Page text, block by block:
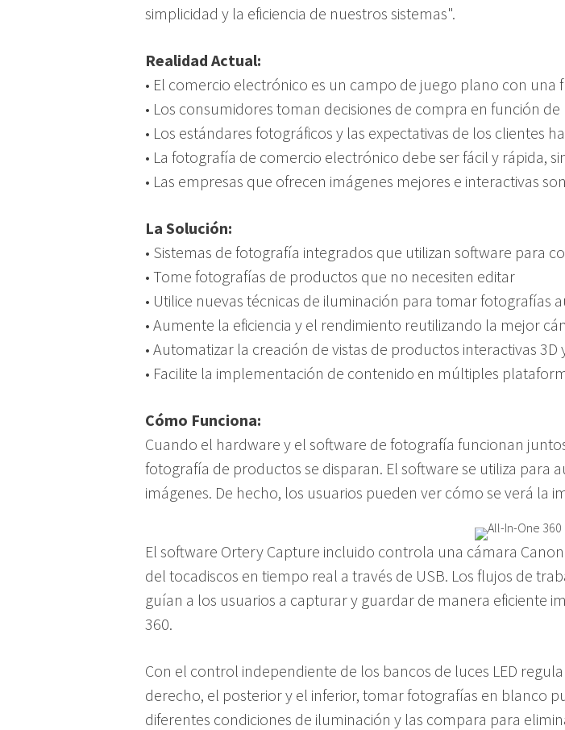
simplicidad y la eficiencia de nuestros sistemas".
Realidad Actual:
• El comercio electrónico es un campo de juego plano con una
• Los consumidores toman decisiones de compra en función de
• Los estándares fotográficos y las expectativas de los clientes
• La fotografía de comercio electrónico debe ser fácil y rápida,
• Las empresas que ofrecen imágenes mejores e interactivas
La Solución:
• Sistemas de fotografía integrados que utilizan software para
• Tome fotografías de productos que no necesiten editar
• Utilice nuevas técnicas de iluminación para tomar
• Aumente la eficiencia y el rendimiento reutilizando la mejor
• Automatizar la creación de vistas de productos interactivas 3D
• Facilite la implementación de contenido en múltiples
Cómo Funciona:
Cuando el hardware y el software de fotografía funcionan
fotografía de productos se disparan. El software se utiliza para
imágenes. De hecho, los usuarios pueden ver cómo se verá la
El software Ortery Capture incluido controla una cámara
del tocadiscos en tiempo real a través de USB. Los flujos de
guían a los usuarios a capturar y guardar de manera eficiente
360.
Con el control independiente de los bancos de luces LED
derecho, el posterior y el inferior, tomar fotografías en blanco
diferentes condiciones de iluminación y las compara para